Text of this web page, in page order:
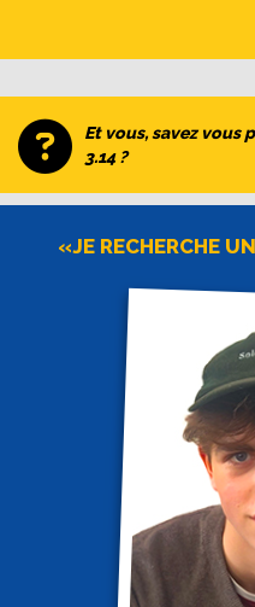
Et vous, savez vous
3.14 ?
«JE RECHERCHE